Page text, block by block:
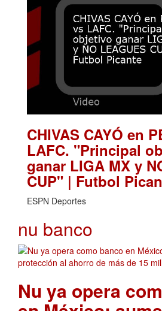
CHIVAS CAYÓ en
LAFC. "Principal
ganar LIGA MX y
CUP" | Futbol
ESPN Deportes
nu banco
Nu ya opera